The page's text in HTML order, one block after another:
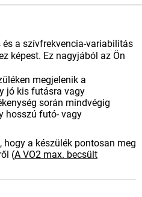
a szívfrekvencia-variabilitás
képest. Ez nagyjából az Ön
megjelenik a
jó kis futásra vagy
során mindvégig
hosszú futó- vagy
a készülék pontosan meg
(A VO2 max. becsült